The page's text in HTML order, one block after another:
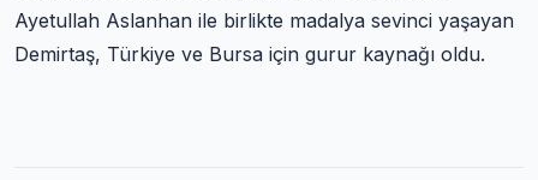
Ayetullah Aslanhan ile birlikte madalya sevinci yaşayan
Demirtaş, Türkiye ve Bursa için gurur kaynağı oldu.